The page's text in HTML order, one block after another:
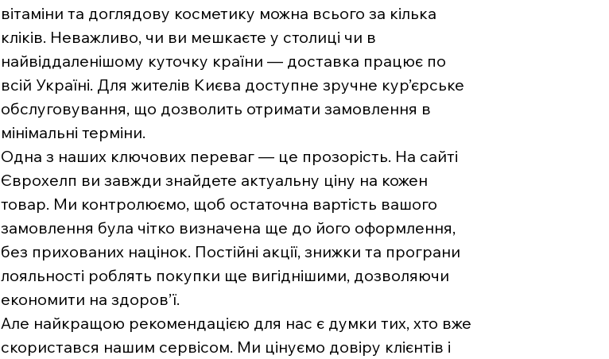
вітаміни та доглядову косметику можна всього за кілька
кліків. Неважливо, чи ви мешкаєте у столиці чи в
найвіддаленішому куточку країни — доставка працює по
всій Україні. Для жителів Києва доступне зручне кур’єрське
обслуговування, що дозволить отримати замовлення в
мінімальні терміни.
Одна з наших ключових переваг — це прозорість. На сайті
Єврохелп ви завжди знайдете актуальну ціну на кожен
товар. Ми контролюємо, щоб остаточна вартість вашого
замовлення була чітко визначена ще до його оформлення,
без прихованих націнок. Постійні акції, знижки та програни
лояльності роблять покупки ще вигіднішими, дозволяючи
економити на здоров’ї.
Але найкращою рекомендацією для нас є думки тих, хто вже
скористався нашим сервісом. Ми цінуємо довіру клієнтів і